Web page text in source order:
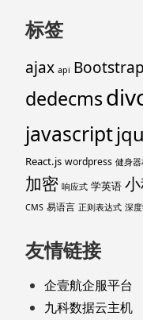
标签
ajax api Bootstrap
dedecms
javascript
React.js wordpress 健身
加密 响应式 学英语
CMS 易语言 正则表达式 深
友情链接
企壹航企服平台
九科数据云主机